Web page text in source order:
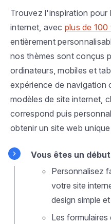
Trouvez l'inspiration pour
internet, avec plus de 100
entièrement
nos thèmes sont conçus
ordinateurs, mobiles et
expérience de navigation
modèles de site internet,
correspond puis
obtenir un site web
Vous êtes un
Personnalisez
votre site
design simple
Les